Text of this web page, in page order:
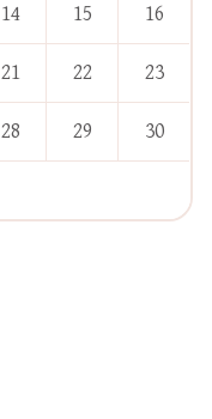
14 15 16
21 22 23
28 29 30